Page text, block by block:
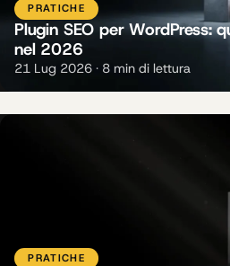
PRATICHE
Plugin SEO per WordPress:
nel 2026
21 Lug 2026 · 8 min di lettura
PRATICHE